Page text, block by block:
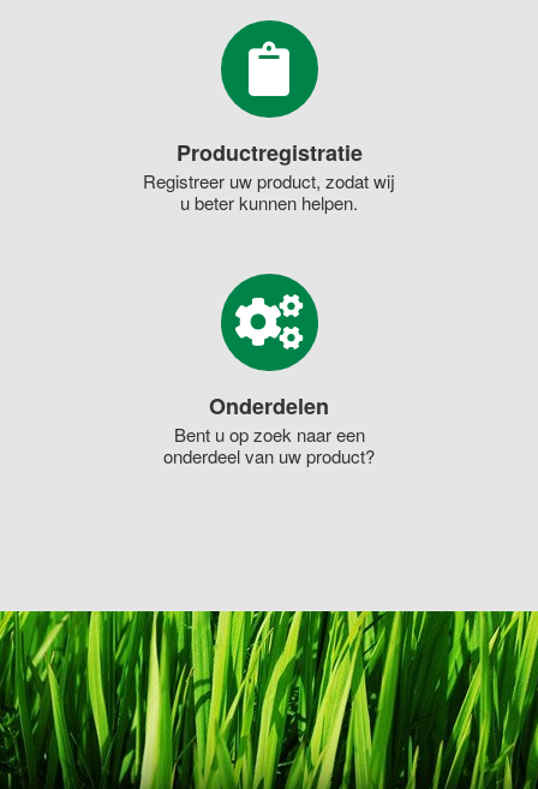
Productregistratie
Registreer uw product, zodat wij
u beter kunnen helpen.
Onderdelen
Bent u op zoek naar een
onderdeel van uw product?